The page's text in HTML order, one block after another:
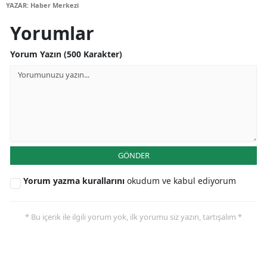
YAZAR: Haber Merkezi
Yorumlar
Yorum Yazın (500 Karakter)
GÖNDER
Yorum yazma kurallarını okudum ve kabul ediyorum
* Bu içerik ile ilgili yorum yok, ilk yorumu siz yazın, tartışalım *